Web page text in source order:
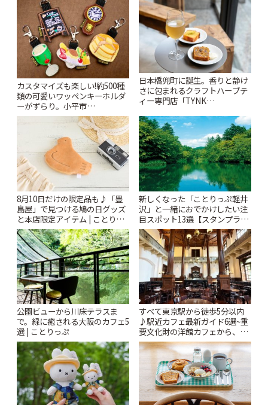
カスタマイズも楽しい!約500種
類の可愛いワッペンキーホルダ
ーがずらり。小平市
「Kimamaya T&K」 | ことりっ
日本橋兜町に誕生。香りと静け
さに包まれるクラフトハーブテ
ィー専門店「TYNK
8月10日だけの限定品も♪「豊
島屋」で見つける鳩の日グッズ
と本店限定アイテム | ことりっ
ぷ
新しくなった「ことりっぷ軽井
沢」と一緒におでかけしたい注
目スポット13選【スタンプラリ
ー開催中】 | ことりっぷ
公園ビューから川床テラスま
で。緑に癒される大阪のカフェ5
選 | ことりっぷ
すべて東京駅から徒歩5分以内
♪駅近カフェ最新ガイド6選~重
要文化財の洋館カフェから、改
札すぐのレトロ喫茶まで~ | こと
りっぷ